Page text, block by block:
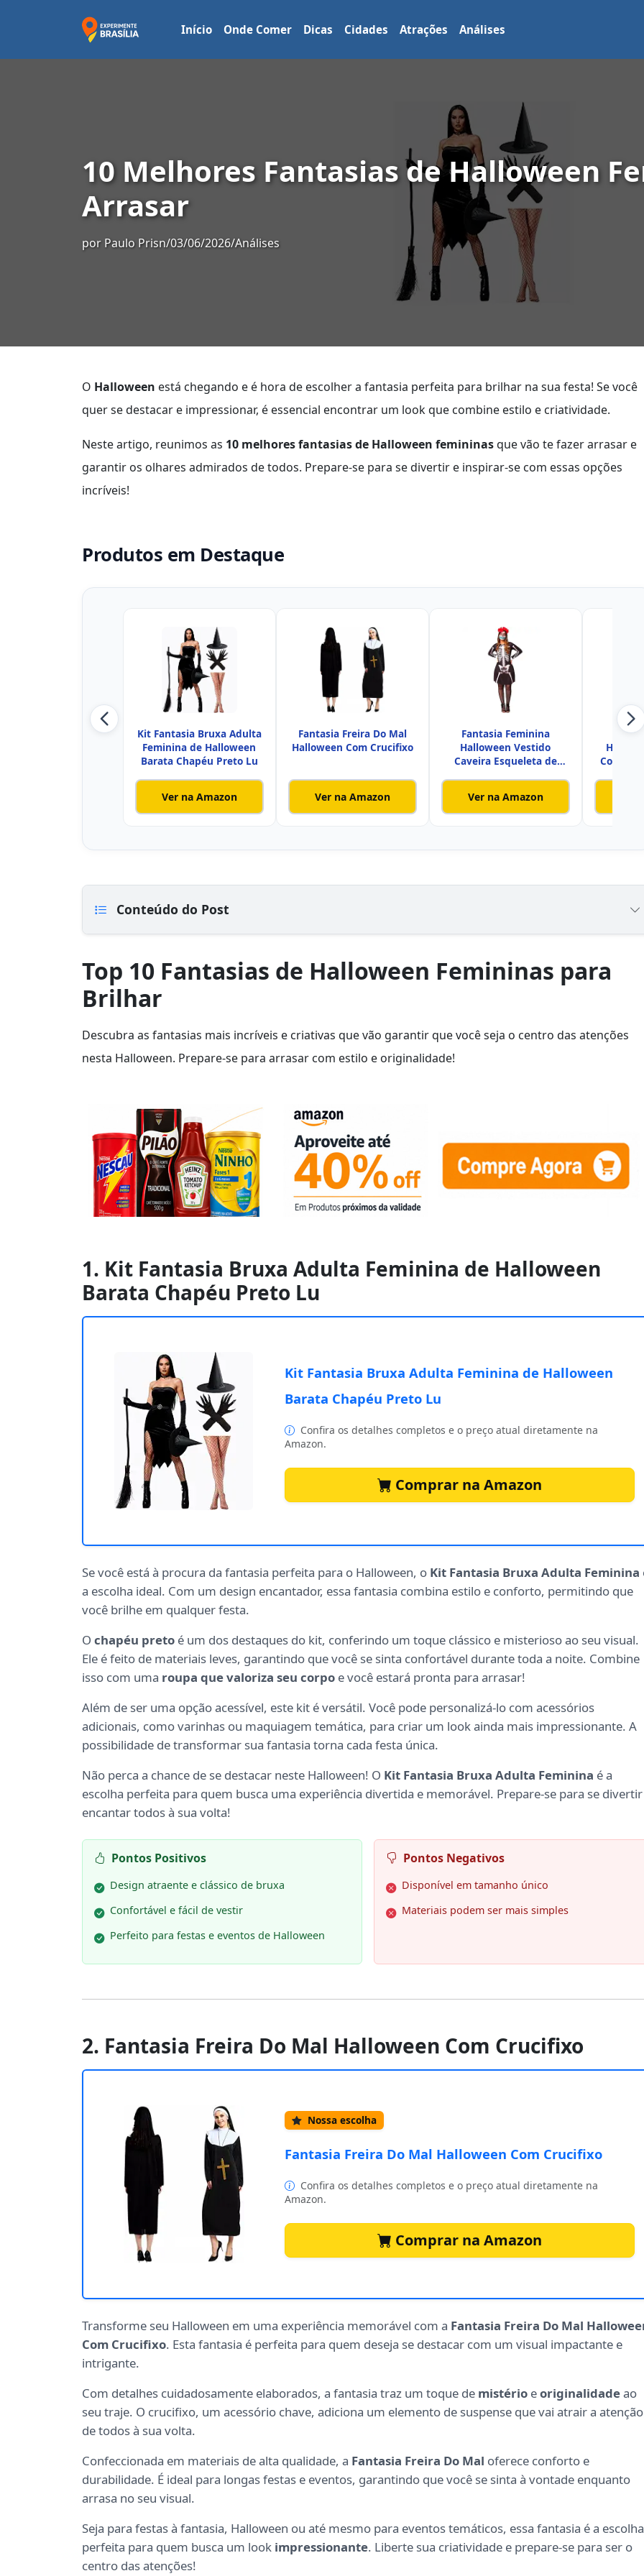
Início Onde Comer Dicas Cidades Atrações Análises
10 Melhores Fantasias de Halloween
Arrasar
por Paulo Prisn/03/06/2026/Análises
O Halloween está chegando e é hora de escolher a fantasia perfeita para brilhar na sua festa! Se você
quer se destacar e impressionar, é essencial encontrar um look que combine estilo e criatividade.
Neste artigo, reunimos as 10 melhores fantasias de Halloween femininasque vão te fazer arrasar e
garantir os olhares admirados de todos. Prepare-se para se divertir e inspirar-se com essas opções
incríveis!
Produtos em Destaque
Kit Fantasia Bruxa Adulta
Feminina de Halloween
Barata Chapéu Preto Lu
Ver na Amazon
Fantasia Freira Do Mal
Halloween Com Crucifixo
Ver na Amazon
Fantasia Feminina
Halloween Vestido
Caveira Esqueleta de
Ver na Amazon
Coisa
Conteúdo do Post
Top 10 Fantasias de Halloween Femininas para
Brilhar
Descubra as fantasias mais incríveis e criativas que vão garantir que você seja o centro das atenções
nesta Halloween. Prepare-se para arrasar com estilo e originalidade!
1. Kit Fantasia Bruxa Adulta Feminina de Halloween
Barata Chapéu Preto Lu
Kit Fantasia Bruxa Adulta Feminina de Halloween
Barata Chapéu Preto Lu
Confira os detalhes completos e o preço atual diretamente na
Amazon.
Comprar na Amazon
Se você está à procura da fantasia perfeita para o Halloween, o Kit Fantasia Bruxa Adulta Feminina
a escolha ideal. Com um design encantador, essa fantasia combina estilo e conforto, permitindo que
você brilhe em qualquer festa.
O chapéu preto é um dos destaques do kit, conferindo um toque clássico e misterioso ao seu visual.
Ele é feito de materiais leves, garantindo que você se sinta confortável durante toda a noite. Combine
isso com uma roupa que valoriza seu corpo e você estará pronta para arrasar!
Além de ser uma opção acessível, este kit é versátil. Você pode personalizá-lo com acessórios
adicionais, como varinhas ou maquiagem temática, para criar um look ainda mais impressionante. A
possibilidade de transformar sua fantasia torna cada festa única.
Não perca a chance de se destacar neste Halloween! O Kit Fantasia Bruxa Adulta Feminina é a
escolha perfeita para quem busca uma experiência divertida e memorável. Prepare-se para se
encantar todos à sua volta!
Pontos Positivos
Design atraente e clássico de bruxa
Confortável e fácil de vestir
Perfeito para festas e eventos de Halloween
Pontos Negativos
Disponível em tamanho único
Materiais podem ser mais simples
2. Fantasia Freira Do Mal Halloween Com Crucifixo
Nossa escolha
Fantasia Freira Do Mal Halloween Com Crucifixo
Confira os detalhes completos e o preço atual diretamente na
Amazon.
Comprar na Amazon
Transforme seu Halloween em uma experiência memorável com a Fantasia Freira Do Mal
Com Crucifixo. Esta fantasia é perfeita para quem deseja se destacar com um visual impactante e
intrigante.
Com detalhes cuidadosamente elaborados, a fantasia traz um toque de mistério eoriginalidadeao
seu traje. O crucifixo, um acessório chave, adiciona um elemento de suspense que vai atrair a atenção
de todos à sua volta.
Confeccionada em materiais de alta qualidade, a Fantasia Freira Do Mal oferece conforto e
durabilidade. É ideal para longas festas e eventos, garantindo que você se sinta à vontade enquanto
arrasa no seu visual.
Seja para festas à fantasia, Halloween ou até mesmo para eventos temáticos, essa fantasia é a escolha
perfeita para quem busca um look impressionante. Liberte sua criatividade e prepare-se para ser o
centro das atenções!